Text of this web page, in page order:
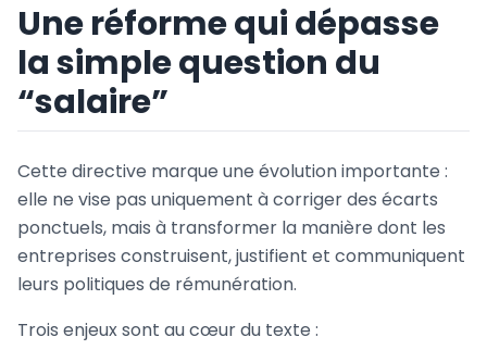
Une réforme qui dépasse
la simple question du
“salaire”
Cette directive marque une évolution importante :
elle ne vise pas uniquement à corriger des écarts
ponctuels, mais à transformer la manière dont les
entreprises construisent, justifient et communiquent
leurs politiques de rémunération.
Trois enjeux sont au cœur du texte :